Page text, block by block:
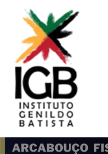
para
conteúdo